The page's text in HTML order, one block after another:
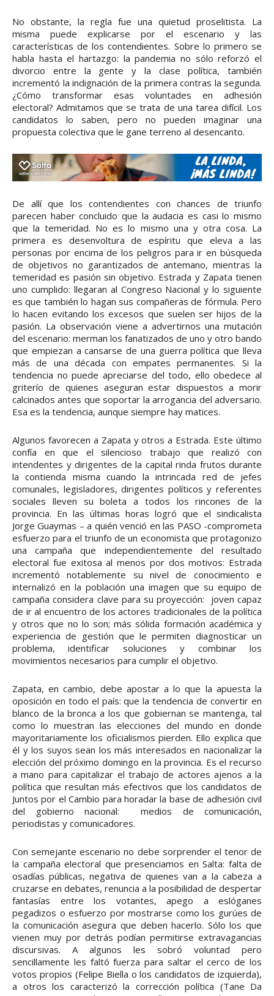
No obstante, la regla fue una quietud proselitista. La
misma puede explicarse por el escenario y las
características de los contendientes. Sobre lo primero se
habla hasta el hartazgo: la pandemia no sólo reforzó el
divorcio entre la gente y la clase política, también
incrementó la indignación de la primera contras la segunda.
¿Cómo transformar esas voluntades en adhesión
electoral? Admitamos que se trata de una tarea difícil. Los
candidatos lo saben, pero no pueden imaginar una
propuesta colectiva que le gane terreno al desencanto.
De allí que los contendientes con chances de triunfo
parecen haber concluido que la audacia es casi lo mismo
que la temeridad. No es lo mismo una y otra cosa. La
primera es desenvoltura de espíritu que eleva a las
personas por encima de los peligros para ir en búsqueda
de objetivos no garantizados de antemano, mientras la
temeridad es pasión sin objetivo. Estrada y Zapata tienen
uno cumplido: llegaran al Congreso Nacional y lo siguiente
es que también lo hagan sus compañeras de fórmula. Pero
lo hacen evitando los excesos que suelen ser hijos de la
pasión. La observación viene a advertirnos una mutación
del escenario: merman los fanatizados de uno y otro bando
que empiezan a cansarse de una guerra política que lleva
más de una década con empates permanentes. Si la
tendencia no puede apreciarse del todo, ello obedece al
griterío de quienes aseguran estar dispuestos a morir
calcinados antes que soportar la arrogancia del adversario.
Esa es la tendencia, aunque siempre hay matices.
Algunos favorecen a Zapata y otros a Estrada. Este último
confía en que el silencioso trabajo que realizó con
intendentes y dirigentes de la capital rinda frutos durante
la contienda misma cuando la intrincada red de jefes
comunales, legisladores, dirigentes políticos y referentes
sociales lleven su boleta a todos los rincones de la
provincia. En las últimas horas logró que el sindicalista
Jorge Guaymas – a quién venció en las PASO -comprometa
esfuerzo para el triunfo de un economista que protagonizo
una campaña que independientemente del resultado
electoral fue exitosa al menos por dos motivos: Estrada
incrementó notablemente su nivel de conocimiento e
internalizó en la población una imagen que su equipo de
campaña considera clave para su proyección: joven capaz
de ir al encuentro de los actores tradicionales de la política
y otros que no lo son; más sólida formación académica y
experiencia de gestión que le permiten diagnosticar un
problema, identificar soluciones y combinar los
movimientos necesarios para cumplir el objetivo.
Zapata, en cambio, debe apostar a lo que la apuesta la
oposición en todo el país: que la tendencia de convertir en
blanco de la bronca a los que gobiernan se mantenga, tal
como lo muestran las elecciones del mundo en donde
mayoritariamente los oficialismos pierden. Ello explica que
él y los suyos sean los más interesados en nacionalizar la
elección del próximo domingo en la provincia. Es el recurso
a mano para capitalizar el trabajo de actores ajenos a la
política que resultan más efectivos que los candidatos de
Juntos por el Cambio para horadar la base de adhesión civil
del gobierno nacional: medios de comunicación,
periodistas y comunicadores.
Con semejante escenario no debe sorprender el tenor de
la campaña electoral que presenciamos en Salta: falta de
osadías públicas, negativa de quienes van a la cabeza a
cruzarse en debates, renuncia a la posibilidad de despertar
fantasías entre los votantes, apego a eslóganes
pegadizos o esfuerzo por mostrarse como los gurúes de
la comunicación asegura que deben hacerlo. Sólo los que
vienen muy por detrás podían permitirse extravagancias
discursivas. A algunos les sobró voluntad pero
sencillamente les faltó fuerza para saltar el cerco de los
votos propios (Felipe Biella o los candidatos de izquierda),
a otros los caracterizó la corrección política (Tane Da